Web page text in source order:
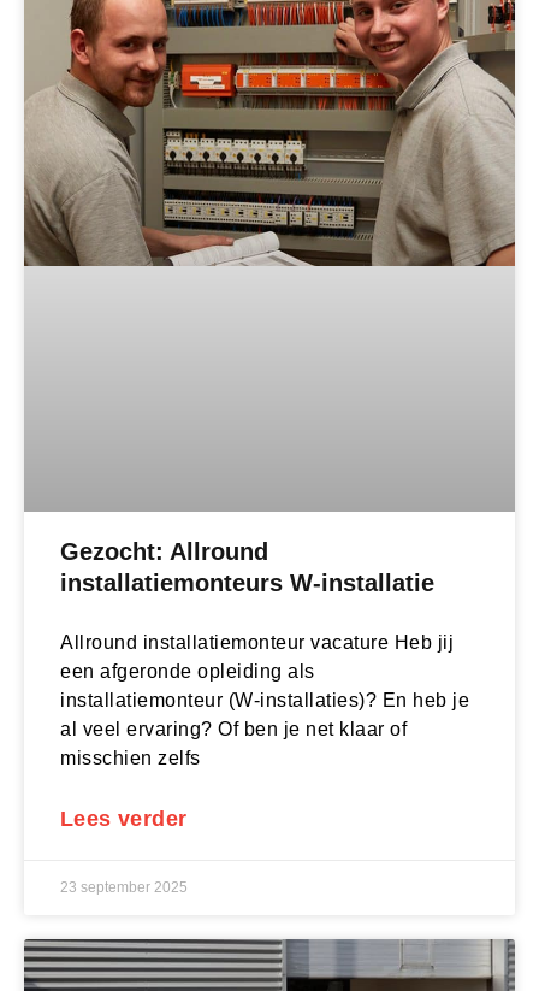
Gezocht: Allround
installatiemonteurs W-installatie
Allround installatiemonteur vacature Heb jij
een afgeronde opleiding als
installatiemonteur (W-installaties)? En heb je
al veel ervaring? Of ben je net klaar of
misschien zelfs
Lees verder
23 september 2025